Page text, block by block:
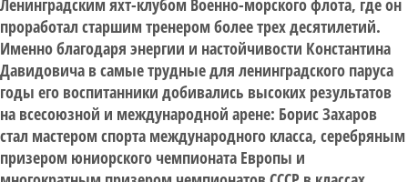
Ленинградским яхт-клубом Военно-морского флота, где он
проработал старшим тренером более трех десятилетий.
Именно благодаря энергии и настойчивости Константина
Давидовича в самые трудные для ленинградского паруса
годы его воспитанники добивались высоких результатов
на всесоюзной и международной арене: Борис Захаров
стал мастером спорта международного класса, серебряным
призером юниорского чемпионата Европы и